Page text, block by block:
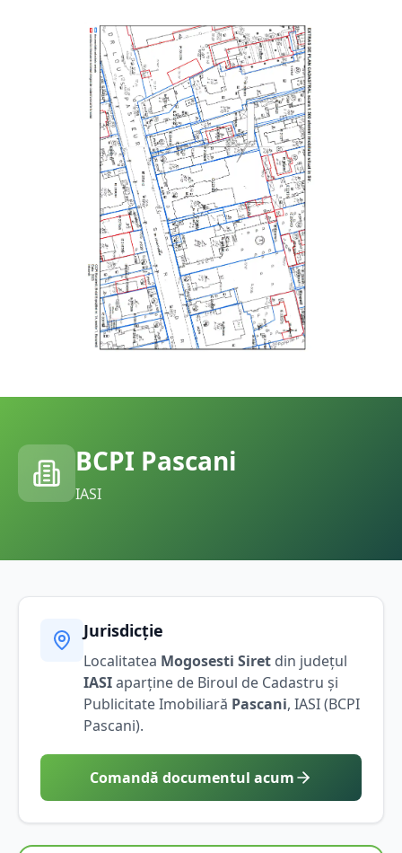
BCPI Pascani
IASI
Jurisdicție
Localitatea Mogosesti Siret din județul
IASIaparține de Biroul de Cadastru și
Publicitate Imobiliară Pascani, IASI(BCPI
Pascani).
Comandă documentul acum